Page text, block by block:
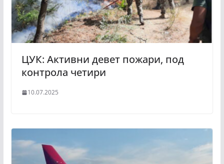
ЦУК: Активни девет пожари, под
контрола четири
10.07.2025